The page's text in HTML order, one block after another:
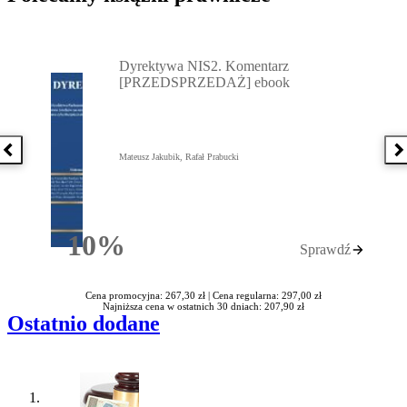
Poprzednia książka
10%Rabatu
Dyrektywa NIS2. Komentarz
[PRZEDSPRZEDAŻ] ebook
Mateusz Jakubik, Rafał Prabucki
Sprawdź
Cena promocyjna: 267,30 zł | Cena regularna: 297,00 zł
Najniższa cena w ostatnich 30 dniach: 207,90 zł
Ostatnio dodane